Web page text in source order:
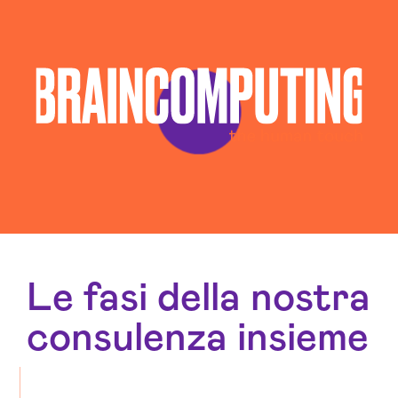
Le fasi della nostra
consulenza insieme